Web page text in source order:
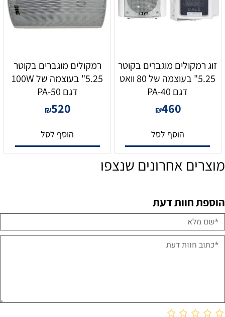
זוג רמקולים מוגברים בקוטר
5.25" בעוצמה של 80 וואט
דגם PA-40
₪460
הוסף לסל
רמקולים מוגברים בקוטר
5.25" בעוצמה של 100W
דגם PA-50
₪520
הוסף לסל
מוצרים אחרונים שנצפו
הוספת חוות דעת